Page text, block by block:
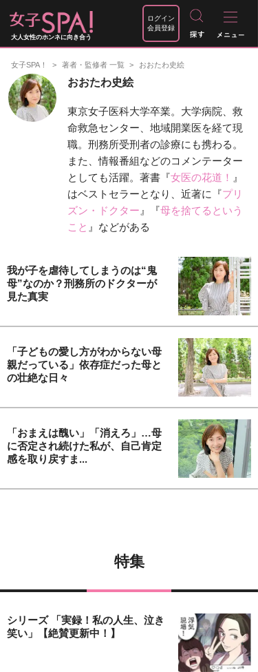
大人女性のホンネに向き合う
ログイン
会員登録
女子SPA！ 著者・監修者 一覧 おおたわ史絵
おおたわ史絵
東京女子医科大学卒業。大学病院、救
命救急センター、地域開業医を経て現
職。刑務所受刑者の診療にも携わる。
また、情報番組などのコメンテーター
としても活躍。著書『女医の花道！ 』
はベストセラーとなり、近著に『プリ
ズン・ドクター 』『母を捨てるという
こと 』などがある
我が子を虐待してしまうのは“鬼
母”なのか？刑務所のドクターが
見た真実
「子どもの愛し方がわからない母
親だっている」依存症だった母と
の壮絶な日々
「おまえは醜い」「消えろ」…母
に否定され続けた私が、自己肯定
感を取り戻すま...
特集
シリーズ 「実録！私の人生、泣き
笑い」【絶賛更新中！】